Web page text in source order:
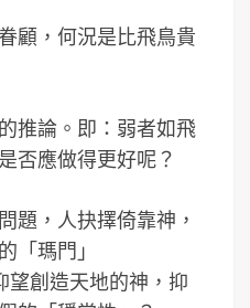
顧，何況是比飛鳥貴
推論。即：弱者如飛
否應做得更好呢？
題，人抉擇倚靠神，
「瑪門」
望創造天地的神，抑